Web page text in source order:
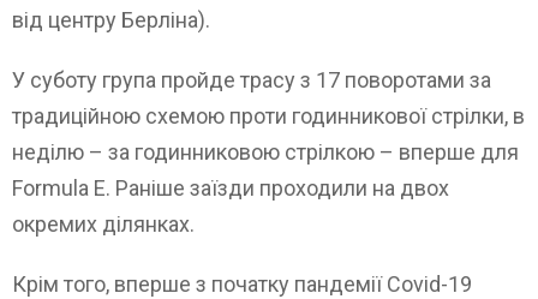
від центру Берліна).
У суботу група пройде трасу з 17 поворотами за
традиційною схемою проти годинникової стрілки, в
неділю – за годинниковою стрілкою – вперше для
Formula E. Раніше заїзди проходили на двох
окремих ділянках.
Крім того, вперше з початку пандемії Covid-19